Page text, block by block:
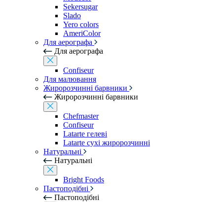
Sekersugar
Slado
Yero colors
AmeriColor
Для аерографа
Для аерографа
Confiseur
Для малювання
Жиророзчинні барвники
Жиророзчинні барвники
Chefmaster
Confiseur
Latarte гелеві
Latarte сухі жиророзчинні
Натуральні
Натуральні
Bright Foods
Пастоподібні
Пастоподібні